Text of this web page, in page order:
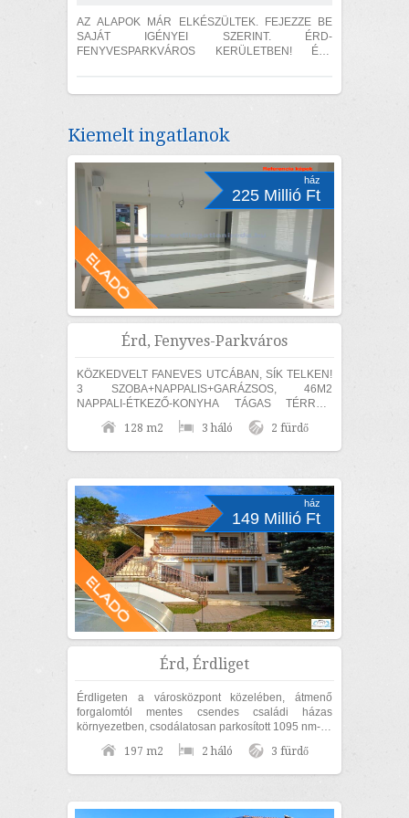
AZ ALAPOK MÁR ELKÉSZÜLTEK. FEJEZZE BE
SAJÁT IGÉNYEI SZERINT. ÉRD-
FENYVESPARKVÁROS KERÜLETBEN! Érd-
SZERKEZETKÉSZ ÁLLAPOTBAN, 839 m2-es telek,
1...
Kiemelt ingatlanok
ház
225 Millió Ft
Érd, Fenyves-Parkváros
KÖZKEDVELT FANEVES UTCÁBAN, SÍK TELKEN!
3 SZOBA+NAPPALIS+GARÁZSOS, 46M2
NAPPALI-ÉTKEZŐ-KONYHA TÁGAS TÉRREL,
EGYSZINTES, MEDITERRÁN STÍLUSÚ CSALÁDI
HÁZ ELADÓ! MAGAS MŰSZAKI TARTALOMMAL,...
128 m2 3 háló 2 fürdő
ház
149 Millió Ft
Érd, Érdliget
Érdligeten a városközpont közelében, átmenő
forgalomtól mentes csendes családi házas
környezetben, csodálatosan parkosított 1095 nm-es
díszkertben, nettó 170nm lakóterületű családi...
197 m2 2 háló 3 fürdő